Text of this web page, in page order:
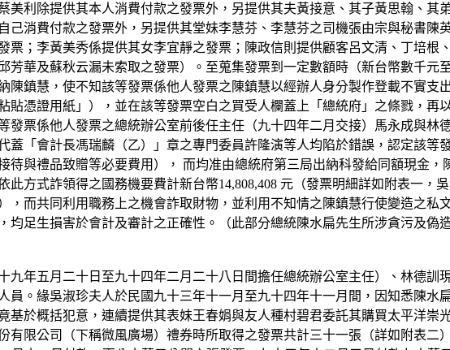
美利除提供其本人消費付款之發票外，另提供其夫黃接意、其子黃思翰、
己消費付款之發票外，另提供其堂妹李慧芬、李慧芬之司機張由宗與秘書陳
票；李黃美秀係提供其女李宜靜之發票；陳政信則提供顧客呂文清、丁培根
芳華及蘇秋云漏未索取之發票）。至蒐集發票到一定數額時（新台幣數千元
陳鎮慧，使不知該等發票係他人發票之陳鎮慧以經辦人身分製作登載不實支
貼憑證用紙」），並在該等發票空白之買受人欄蓋上「總統府」之條戮，再
發票係他人發票之總統辦公室前後任主任（九十四年二月交接）馬永成與林
蓋「會計長馮瑞麟（乙）」章之專門委員許隆演等人均陷於錯誤，認定該等
待與禮品致贈等必要費用）， 而均准由總統府第三局出納科發給同額現金
方式詐領得之國務機要費計新台幣14,808,408 元（發票明細詳如附表一，
，而共同利用職務上之機會詐取財物，並利用不知情之陳鎮慧行使變造之私
均足生損害於會計及審計之正確性。（此部分總統陳水扁先生所涉貪污及
九年五月二十日至九十四年二月二十八日間擔任總統辦公室主任）、林德
員。緣吳淑珍夫人於民國九十三年十一月至九十四年十一月間，因知悉陳水
基於概括犯意，連續提供其表妹王春娟與友人種村碧君委託其購買太平洋崇
限公司（下稱微風廣場）禮券時所取得之發票共計三十一張（詳如附表二